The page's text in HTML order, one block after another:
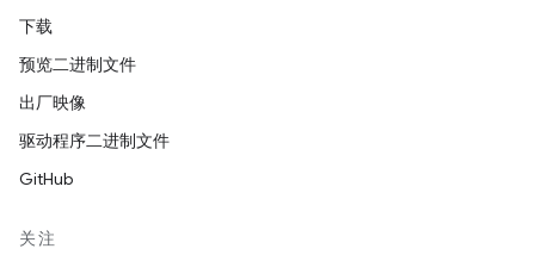
下载
预览二进制文件
出厂映像
驱动程序二进制文件
GitHub
关注